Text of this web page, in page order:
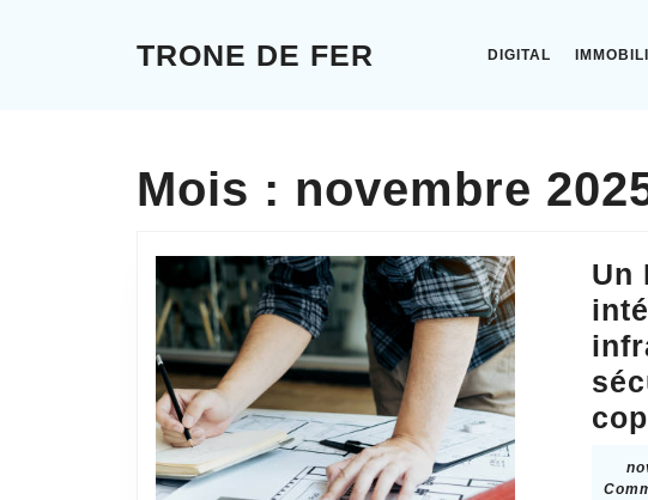
TRONE DE FER DIGITAL
Mois : novembre
Un